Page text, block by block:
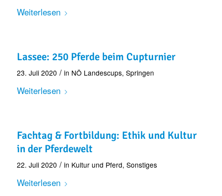
Weiterlesen
Lassee: 250 Pferde beim Cupturnier
23. Juli 2020 / in NÖ Landescups, Springen
Weiterlesen
Fachtag & Fortbildung: Ethik und Kultur
in der Pferdewelt
22. Juli 2020 / in Kultur und Pferd, Sonstiges
Weiterlesen